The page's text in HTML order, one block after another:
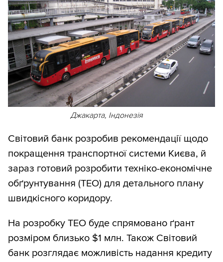
Джакарта, Індонезія
Світовий банк розробив рекомендації щодо
покращення транспортної системи Києва, й
зараз готовий розробити техніко-економічне
обґрунтування (ТЕО) для детального плану
швидкісного коридору.
На розробку ТЕО буде спрямовано ґрант
розміром близько $1 млн. Також Світовий
банк розглядає можливість надання кредиту